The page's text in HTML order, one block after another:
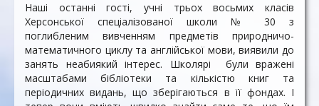
Наші останні гості, учні трьох восьмих класів
Херсонської спеціалізованої школи № 30 з
поглибленим вивченням предметів природничо-
математичного циклу та англійської мови, виявили до
занять неабиякий інтерес. Школярі були вражені
масштабами бібліотеки та кількістю книг та
періодичних видань, що зберігаються в її фондах. І